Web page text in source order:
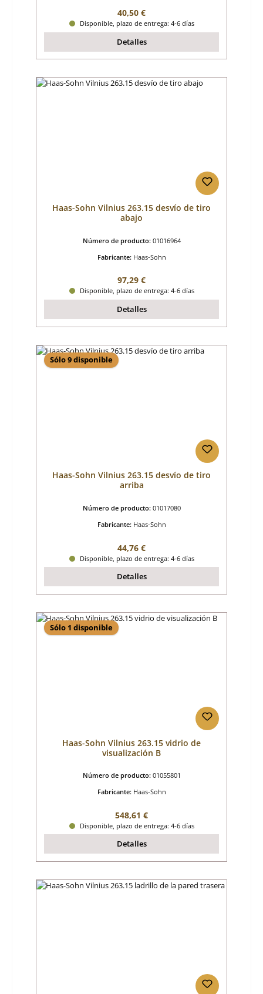
Precio normal:
40,50 €
Disponible, plazo de entrega: 4-6 días
Detalles
Haas-Sohn Vilnius 263.15 desvío de tiro
abajo
Número de producto: 01016964
Fabricante: Haas-Sohn
Precio normal:
97,29 €
Disponible, plazo de entrega: 4-6 días
Detalles
Sólo 9 disponible
Haas-Sohn Vilnius 263.15 desvío de tiro
arriba
Número de producto: 01017080
Fabricante: Haas-Sohn
Precio normal:
44,76 €
Disponible, plazo de entrega: 4-6 días
Detalles
Sólo 1 disponible
Haas-Sohn Vilnius 263.15 vidrio de
visualización B
Número de producto: 01055801
Fabricante: Haas-Sohn
Precio normal:
548,61 €
Disponible, plazo de entrega: 4-6 días
Detalles